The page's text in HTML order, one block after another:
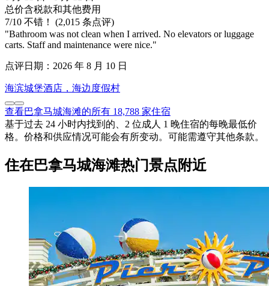
总价含税款和其他费用
7/10 不错！ (2,015 条点评)
"Bathroom was not clean when I arrived. No elevators or luggage
carts. Staff and maintenance were nice."
点评日期：2026 年 8 月 10 日
海滨城堡酒店，海边度假村
查看巴拿马城海滩的所有 18,788 家住宿
基于过去 24 小时内找到的、2 位成人 1 晚住宿的每晚最低价
格。价格和供应情况可能会有所变动。可能需遵守其他条款。
住在巴拿马城海滩热门景点附近